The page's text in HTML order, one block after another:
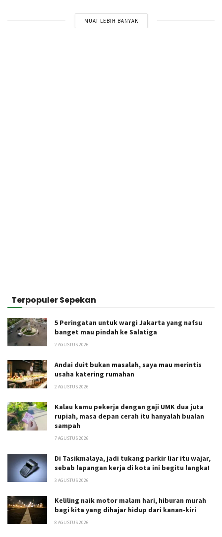
MUAT LEBIH BANYAK
Terpopuler Sepekan
5 Peringatan untuk wargi Jakarta yang nafsu
banget mau pindah ke Salatiga
2 AGUSTUS 2026
Andai duit bukan masalah, saya mau merintis
usaha katering rumahan
2 AGUSTUS 2026
Kalau kamu pekerja dengan gaji UMK dua juta
rupiah, masa depan cerah itu hanyalah bualan
sampah
7 AGUSTUS 2026
Di Tasikmalaya, jadi tukang parkir liar itu wajar,
sebab lapangan kerja di kota ini begitu langka!
3 AGUSTUS 2026
Keliling naik motor malam hari, hiburan murah
bagi kita yang dihajar hidup dari kanan-kiri
8 AGUSTUS 2026